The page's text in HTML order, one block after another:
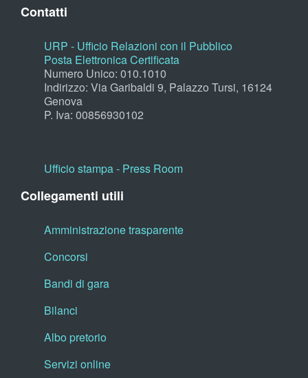
Contatti
URP - Ufficio Relazioni con il Pubblico
Posta Elettronica Certificata
Numero Unico: 010.1010
Indirizzo: Via Garibaldi 9, Palazzo Tursi, 16124
Genova
P. Iva: 00856930102
Ufficio stampa - Press Room
Collegamenti utili
Amministrazione trasparente
Concorsi
Bandi di gara
Bilanci
Albo pretorio
Servizi online